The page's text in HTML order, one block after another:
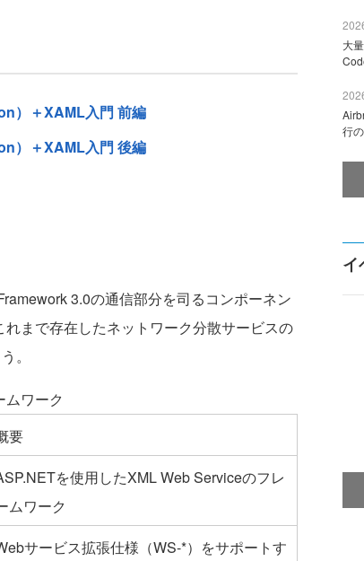
）＋XAML入門 前編
）＋XAML入門 後編
3.0の通信部分を司るコンポーネン
まで存在したネットワーク分散サービスの
。
ワーク
要
を使用したXML Web Serviceのフレ
ムワーク
サービス拡張仕様（WS-*）をサポートす
大
行
イ